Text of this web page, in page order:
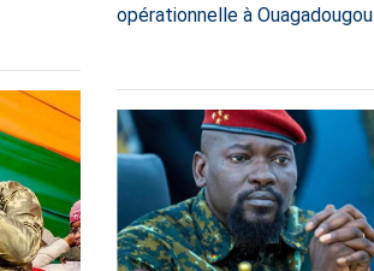
opérationnelle à Ouagadougou